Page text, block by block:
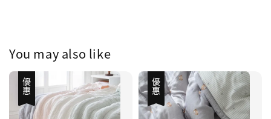
You may also like
優惠 優惠